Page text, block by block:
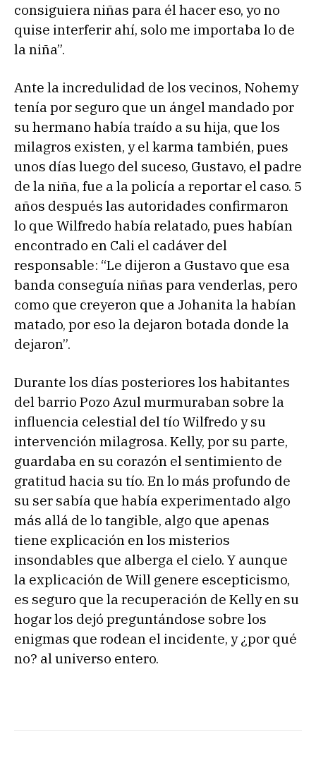
consiguiera niñas para él hacer eso, yo no
quise interferir ahí, solo me importaba lo de
la niña”.
Ante la incredulidad de los vecinos, Nohemy
tenía por seguro que un ángel mandado por
su hermano había traído a su hija, que los
milagros existen, y el karma también, pues
unos días luego del suceso, Gustavo, el padre
de la niña, fue a la policía a reportar el caso. 5
años después las autoridades confirmaron
lo que Wilfredo había relatado, pues habían
encontrado en Cali el cadáver del
responsable: “Le dijeron a Gustavo que esa
banda conseguía niñas para venderlas, pero
como que creyeron que a Johanita la habían
matado, por eso la dejaron botada donde la
dejaron”.
Durante los días posteriores los habitantes
del barrio Pozo Azul murmuraban sobre la
influencia celestial del tío Wilfredo y su
intervención milagrosa. Kelly, por su parte,
guardaba en su corazón el sentimiento de
gratitud hacia su tío. En lo más profundo de
su ser sabía que había experimentado algo
más allá de lo tangible, algo que apenas
tiene explicación en los misterios
insondables que alberga el cielo. Y aunque
la explicación de Will genere escepticismo,
es seguro que la recuperación de Kelly en su
hogar los dejó preguntándose sobre los
enigmas que rodean el incidente, y ¿por qué
no? al universo entero.